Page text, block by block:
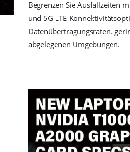
Begrenzen Sie Ausfallzeiten
und 5G LTE-
Datenübertragungsraten,
abgelegenen Umgebungen.